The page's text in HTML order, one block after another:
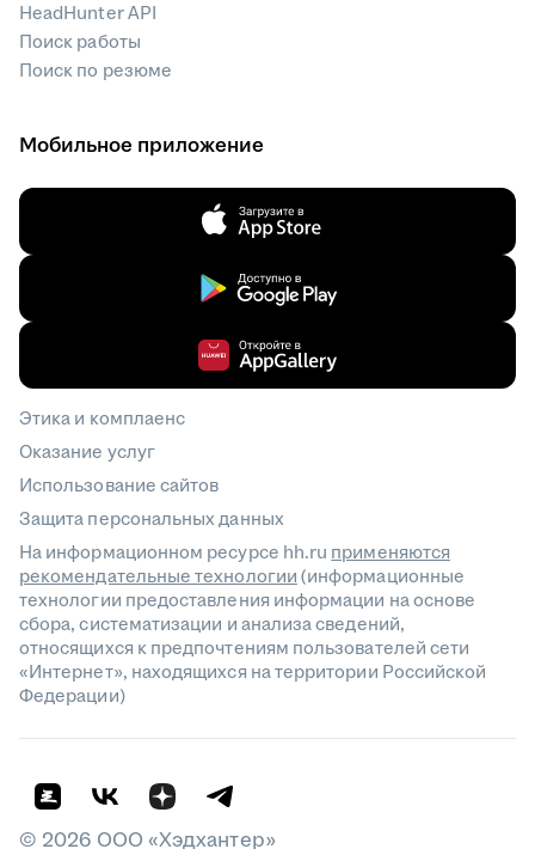
HeadHunter API
Поиск работы
Поиск по резюме
Мобильное приложение
Этика и комплаенс
Оказание услуг
Использование сайтов
Защита персональных данных
На информационном ресурсе hh.ru применяются
рекомендательные технологии(информационные
технологии предоставления информации на основе
сбора, систематизации и анализа сведений,
относящихся к предпочтениям пользователей сети
«Интернет», находящихся на территории Российской
Федерации)
© 2026 ООО «Хэдхантер»